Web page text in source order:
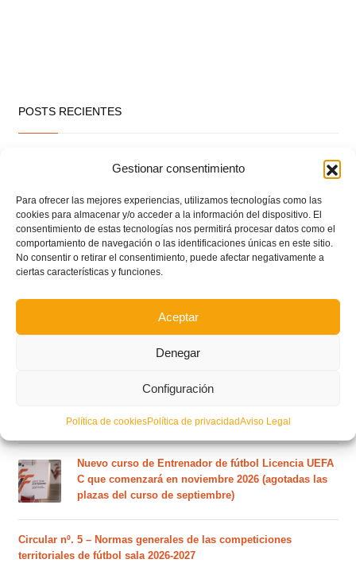
Gestionar consentimiento
Para ofrecer las mejores experiencias, utilizamos tecnologías como las
cookies para almacenar y/o acceder a la información del dispositivo. El
consentimiento de estas tecnologías nos permitirá procesar datos como el
comportamiento de navegación o las identificaciones únicas en este sitio.
No consentir o retirar el consentimiento, puede afectar negativamente a
ciertas características y funciones.
Aceptar
Denegar
Configuración
Política de cookiesPolítica de privacidadAviso Legal
POSTS RECIENTES
Circular nº. 6 – Fase Autonómica de la Copa Federación
Este es el grupo VI y calendario de Tercera
Federación RFEF para la temporada 2026/2027
Este es el grupo de la Lliga Autonòmica Juvenil de
El calendario del grupo VI de Tercera Federación
martes 4 de agosto
Nuevo curso de Entrenador de fútbol Licencia UEFA
C que comenzará en noviembre 2026 (agotadas las
plazas del curso de septiembre)
Circular nº. 5 – Normas generales de las competiciones
territoriales de fútbol sala 2026-2027